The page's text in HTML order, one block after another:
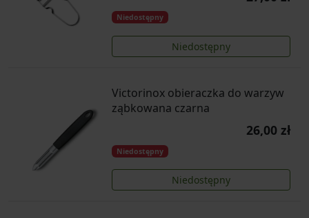
Niedostępny
Niedostępny
Victorinox obieraczka do warzyw
ząbkowana czarna
26,00 zł
Niedostępny
Niedostępny